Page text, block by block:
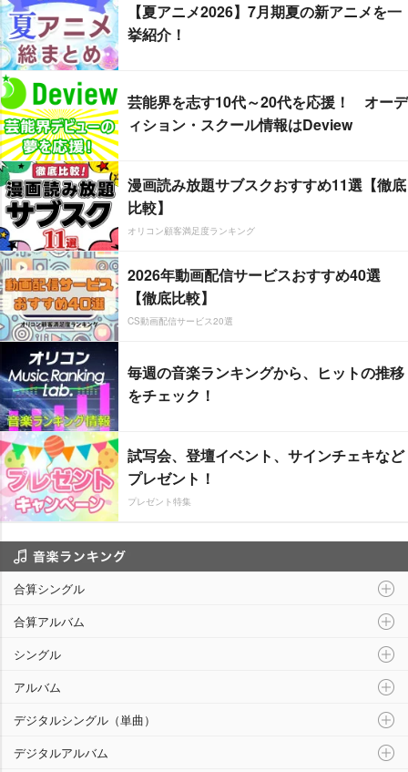
【夏アニメ2026】7月期夏の新アニメを一
挙紹介！
芸能界を志す10代～20代を応援！ オーデ
ィション・スクール情報はDeview
漫画読み放題サブスクおすすめ11選【徹底
比較】
オリコン顧客満足度ランキング
2026年動画配信サービスおすすめ40選
【徹底比較】
CS動画配信サービス20選
毎週の音楽ランキングから、ヒットの推移
をチェック！
試写会、登壇イベント、サインチェキなど
プレゼント！
プレゼント特集
合算シングル
合算アルバム
シングル
アルバム
デジタルシングル（単曲）
デジタルアルバム